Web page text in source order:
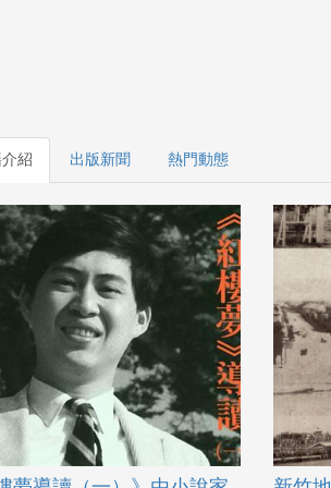
紹 出版新聞 熱門動態